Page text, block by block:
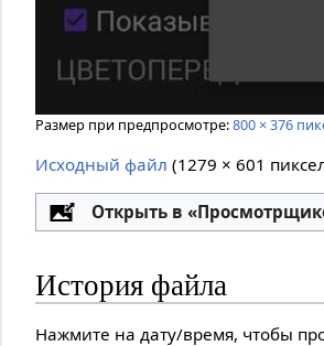
Размер при предпросмотре:800 × 376
Исходный файл ‎(1279 × 601
Открыть в
История файла
Нажмите на дату/время, чтобы